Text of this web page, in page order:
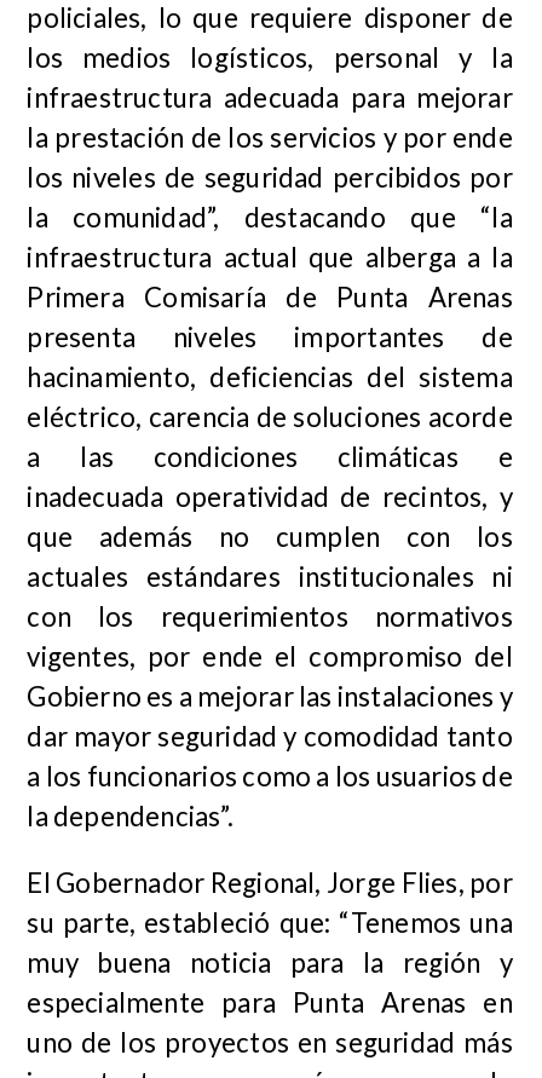
policiales, lo que requiere disponer de
los medios logísticos, personal y la
infraestructura adecuada para mejorar
la prestación de los servicios y por ende
los niveles de seguridad percibidos por
la comunidad”, destacando que “la
infraestructura actual que alberga a la
Primera Comisaría de Punta Arenas
presenta niveles importantes de
hacinamiento, deficiencias del sistema
eléctrico, carencia de soluciones acorde
a las condiciones climáticas e
inadecuada operatividad de recintos, y
que además no cumplen con los
actuales estándares institucionales ni
con los requerimientos normativos
vigentes, por ende el compromiso del
Gobierno es a mejorar las instalaciones y
dar mayor seguridad y comodidad tanto
a los funcionarios como a los usuarios de
la dependencias”.
El Gobernador Regional, Jorge Flies, por
su parte, estableció que: “Tenemos una
muy buena noticia para la región y
especialmente para Punta Arenas en
uno de los proyectos en seguridad más